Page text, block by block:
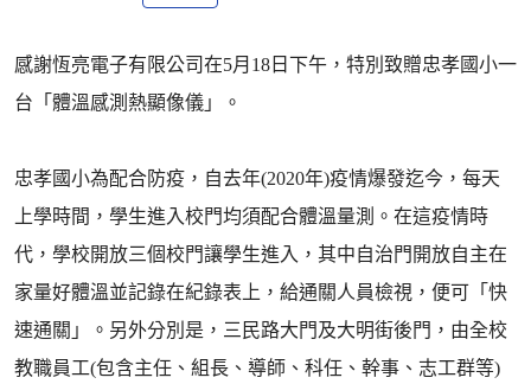
感謝恆亮電子有限公司在5月18日下午，特別致贈忠孝國小一
台「體溫感測熱顯像儀」。
忠孝國小為配合防疫，自去年(2020年)疫情爆發迄今，每天
上學時間，學生進入校門均須配合體溫量測。在這疫情時
代，學校開放三個校門讓學生進入，其中自治門開放自主在
家量好體溫並記錄在紀錄表上，給通關人員檢視，便可「快
速通關」。另外分別是，三民路大門及大明街後門，由全校
教職員工(包含主任、組長、導師、科任、幹事、志工群等)